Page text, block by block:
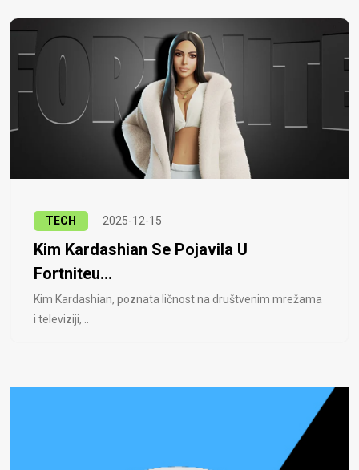
TECH 2025-12-15
Kim Kardashian Se Pojavila U
Fortniteu...
Kim Kardashian, poznata ličnost na društvenim mrežama
i televiziji, ..